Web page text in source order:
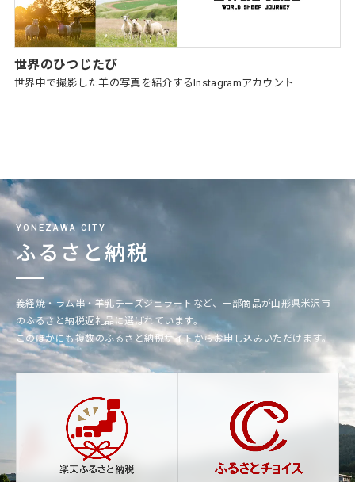
世界のひつじたび
世界中で撮影した羊の写真を紹介するInstagramアカウント
YONEZAWA CITY
ふるさと納税
義経焼・ラム串・羊乳チーズジェラートなど、一部商品が山形県米沢市
のふるさと納税返礼品に選ばれています。
このほかにも複数のふるさと納税サイトからお申し込みいただけます。